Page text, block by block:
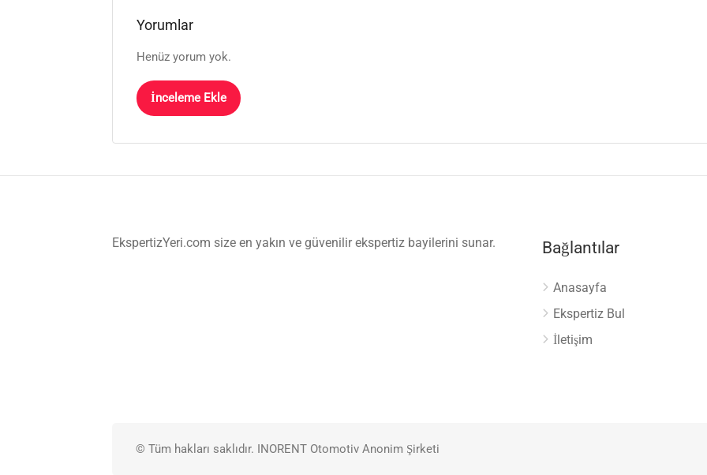
Yorumlar
Henüz yorum yok.
İnceleme Ekle
EkspertizYeri.com size en yakın ve güvenilir ekspertiz bayilerini sunar. Bağlantılar
Anasayfa
Ekspertiz Bul
İletişim
© Tüm hakları saklıdır. INORENT Otomotiv Anonim Şirketi